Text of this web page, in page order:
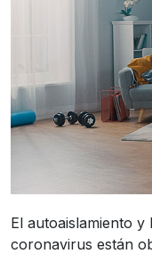
El autoaislamiento
coronavirus están